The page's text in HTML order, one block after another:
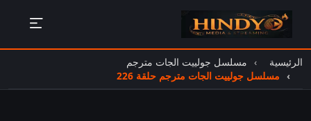
الرئيسية
مسلسل جولييت الجات مترجم
مسلسل جولييت الجات مترجم حلقة 226